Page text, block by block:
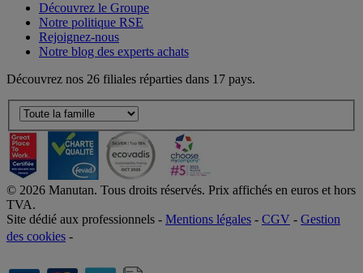
Découvrez le Groupe
Notre politique RSE
Rejoignez-nous
Notre blog des experts achats
Découvrez nos 26 filiales réparties dans 17 pays.
© 2026 Manutan. Tous droits réservés. Prix affichés en euros et hors
TVA.
Site dédié aux professionnels - Mentions légales - CGV - Gestion
des cookies -